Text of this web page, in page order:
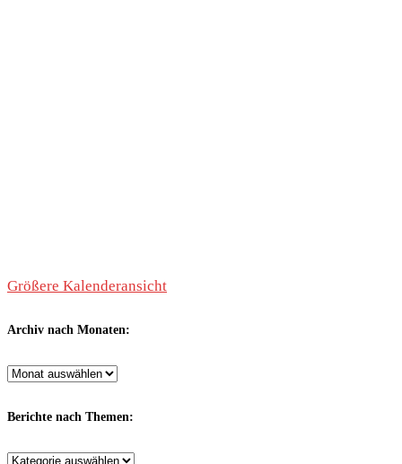
Größere Kalenderansicht
Archiv nach Monaten:
Archiv
Monaten:
Berichte nach Themen:
Berichte